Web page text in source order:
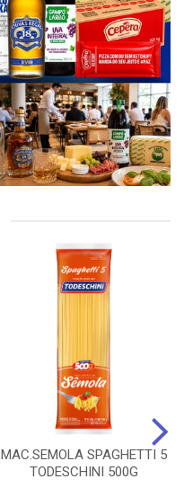
MAC.SEMOLA SPAGHETTI 5
TODESCHINI 500G